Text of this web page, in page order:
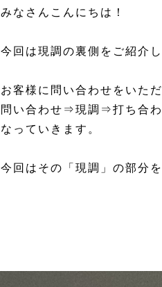
みなさんこんにちは！
今回は現調の裏側をご紹介
お客様に問い合わせをいた
問い合わせ⇒現調⇒打ち合
なっていきます。
今回はその「現調」の部分